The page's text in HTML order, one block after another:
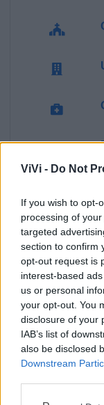
ViVi - Do Not
If you wish to opt-
processing of
targeted
section to confirm
opt-out request is
interest-based
us or personal
your opt-out. You
disclosure of your
IAB’s list of
also be disclosed
Downstream